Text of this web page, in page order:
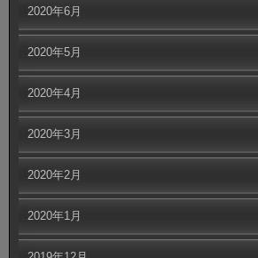
2020年6月
2020年5月
2020年4月
2020年3月
2020年2月
2020年1月